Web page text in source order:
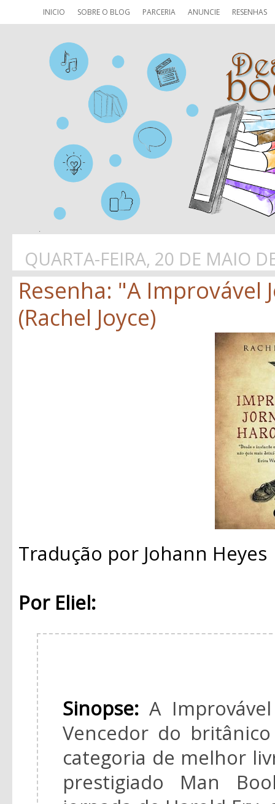
INICIO SOBRE O BLOG PARCERIA ANUNCIE RESENHAS
QUARTA-FEIRA, 20 DE MAIO
Resenha: "A Improvável
(Rachel Joyce)
Tradução por Johann Heyes
Por Eliel:
Sinopse: A
Vencedor do
categoria de melhor
prestigiado Man